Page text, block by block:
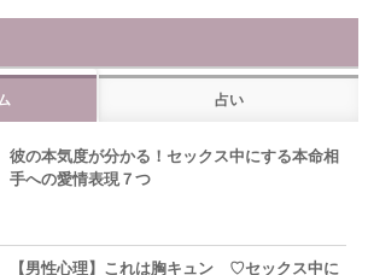
占い
彼の本気度が分かる！セックス中にする本命相
手への愛情表現７つ
【男性心理】これは胸キュン ♡セックス中に